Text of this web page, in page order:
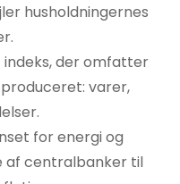
husholdningernes
der omfatter
varer,
for energi og
af centralbanker til